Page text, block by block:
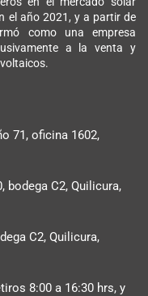
el año 2021, y a partir de
como una empresa
a la venta y
71, oficina 1602,
bodega C2, Quilicura,
C2, Quilicura,
8:00 a 16:30 hrs, y